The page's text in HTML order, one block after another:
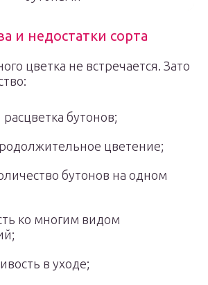
и недостатки сорта
цветка не встречается. Зато
бутонов;
цветение;
бутонов на одном
ко многим видом
в уходе;